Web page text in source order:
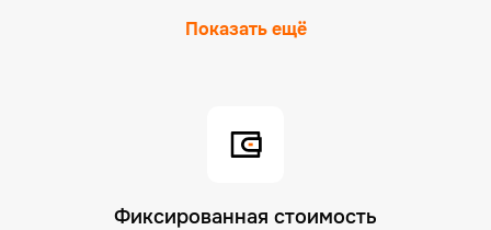
Показать ещё
Фиксированная стоимость